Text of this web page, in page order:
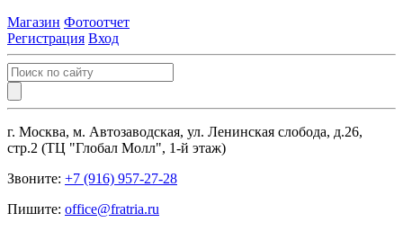
Магазин Фотоотчет
Регистрация Вход
г. Москва, м. Автозаводская, ул. Ленинская слобода, д.26,
стр.2 (ТЦ "Глобал Молл", 1-й этаж)
Звоните: +7 (916) 957-27-28
Пишите: office@fratria.ru